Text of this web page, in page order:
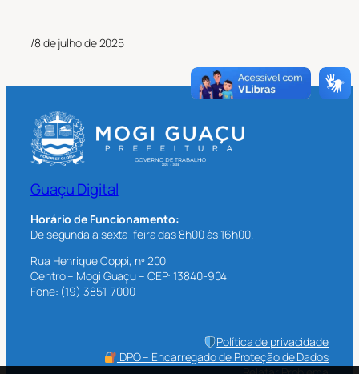
/8 de julho de 2025
Guaçu Digital
Horário de Funcionamento:
De segunda a sexta-feira das 8h00 às 16h00.
Rua Henrique Coppi, nº 200
Centro – Mogi Guaçu – CEP: 13840-904
Fone: (19) 3851-7000
Política de privacidade
DPO – Encarregado de Proteção de Dados